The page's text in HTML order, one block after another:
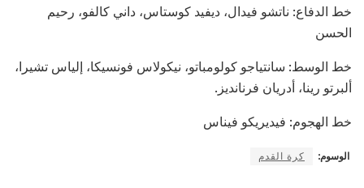
خط الدفاع: ناتشو فيدال، ديفيد كوستاس، داني كالفو، رحيم
الحسن
خط الوسط: سانتياجو كولومباتو، نيكولاس فونسيكا، إلياس تشيرا،
ألبرتو رينا، أدريان فرنانديز.
خط الهجوم: فيديريكو فيناس
الوسوم: كرة القدم